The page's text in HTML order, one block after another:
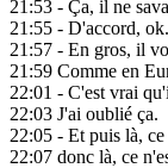
21:53 - Ça, il ne
21:55 - D'accord, ok.
21:57 - En gros, il
21:59 Comme en
22:01 - C'est vrai
22:03 J'ai oublié ça.
22:05 - Et puis là, ce
22:07 donc là, ce